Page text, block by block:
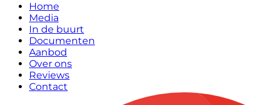
Home
Media
In de buurt
Documenten
Aanbod
Over ons
Reviews
Contact